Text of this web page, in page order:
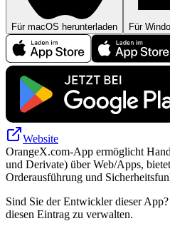
Für macOS herunterladen Für
Website
OrangeX.com-App ermöglicht
und Derivate) über Web/Apps,
Orderausführung und
Sind Sie der Entwickler dieser App?
diesen Eintrag zu verwalten.